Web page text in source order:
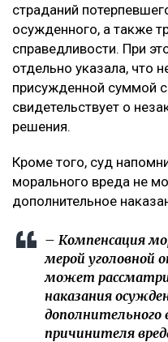
страданий
осужденного, а также
справедливости. При
отдельно указала, что
присужденной суммой
свидетельствует о
решения.
Кроме того, суд
морального вреда не
дополнительное
– Компенсация
мерой уголовной
может
наказания
дополнительного
причинителя